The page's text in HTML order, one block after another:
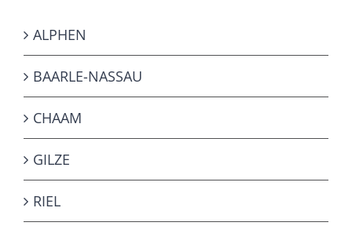
ALPHEN
BAARLE-NASSAU
CHAAM
GILZE
RIEL